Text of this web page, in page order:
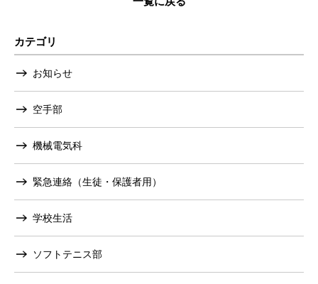
カテゴリ
お知らせ
空手部
機械電気科
緊急連絡（生徒・保護者用）
学校生活
ソフトテニス部